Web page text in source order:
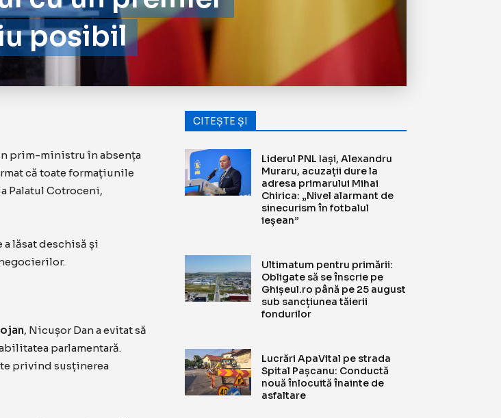
posibil
prim-ministru în absența
că toate formațiunile
Palatul Cotroceni,
lăsat deschisă și
, Nicușor Dan a evitat să
parlamentară.
privind susținerea
CITEȘTE ȘI
Liderul PNL Iași, Alexandru
Muraru, acuzații dure la
adresa primarului Mihai
Chirica: „Nivel alarmant de
sinecurism în fotbalul
ieșean”
Ultimatum pentru primării:
Obligate să se înscrie pe
Ghișeul.ro până pe 25 august
sub sancțiunea tăierii
fondurilor
Lucrări ApaVital pe strada
Spital Pașcanu: Conductă
nouă înlocuită înainte de
asfaltare